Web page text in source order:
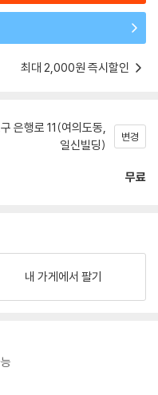
최대 2,000원 즉시할인
은행로 11(여의도동,
일신빌딩)
변경
무료
내 가게에서 팔기